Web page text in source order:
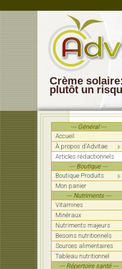
Crème
plutôt un
--- Général ---
Accueil
À propos d'Advitae
Articles rédactionnels
--- Boutique ---
Boutique Produits
Mon panier
--- Nutriments ---
Vitamines
Minéraux
Nutriments majeurs
Besoins nutritionnels
Sources alimentaires
Tableau nutritionnel
--- Répertoire santé ---